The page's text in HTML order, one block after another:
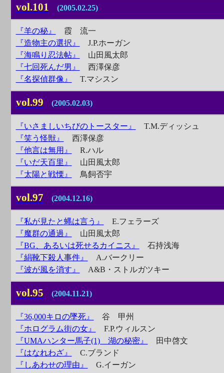
vol.101 (2005.02.25)
『羊の秘』
霞 流一
『造物主の選択』
J.P.ホーガン
『海鳴り忍法帖』
山田風太郎
『七回死んだ男』
西澤保彦
『名探偵群像』
T.マシスン
vol.99 (2005.02.03)
『いさましいちびのトースター』
T.M.ディッシュ
『笑う怪獣』
西澤保彦
『他言は無用』
R.ハル
『いだ天百里』
山田風太郎
『太陽と戦慄』
鳥飼否宇
vol.97 (2004.12.16)
『私が見たと蝿は言う』
E.フェラーズ
『魔群の通過』
山田風太郎
『BG、あるいは死せるカイニス』
石持浅海
『絹靴下殺人事件』
A.バークリー
『波が風を消す』
A&B・ストルガツキー
vol.95 (2004.11.21)
『36,000キロの墜死』
谷 甲州
『ホログラム街の女』
F.P.ウィルスン
『UMAハンター馬子(1) 湖の秘密』
田中啓文
『はなれわざ』
C.ブランド
『しあわせの理由』
G.イーガン